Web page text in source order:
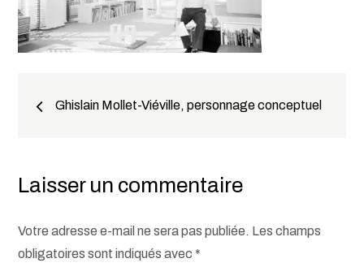
Navigation
l’article
Ghislain Mollet-Viéville, personnage conceptuel
Laisser un commentaire
Votre adresse e-mail ne sera pas publiée. Les champs
obligatoires sont indiqués avec *